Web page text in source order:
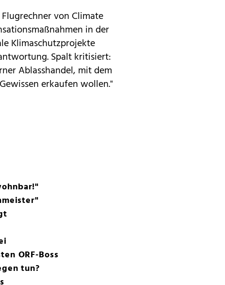
von Climate
in der
Klimaschutzprojekte
Spalt kritisiert:
Ablasshandel, mit dem
erkaufen wollen."
ORF-Boss
tun?